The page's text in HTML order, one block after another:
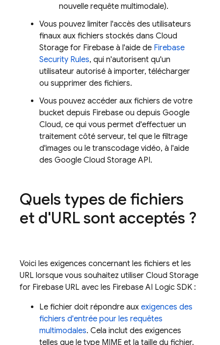
nouvelle requête multimodale).
Vous pouvez limiter l'accès des utilisateurs
finaux aux fichiers stockés dans Cloud
Storage for Firebase à l'aide de Firebase
Security Rules, qui n'autorisent qu'un
utilisateur autorisé à importer, télécharger
ou supprimer des fichiers.
Vous pouvez accéder aux fichiers de votre
bucket depuis Firebase ou depuis Google
Cloud, ce qui vous permet d'effectuer un
traitement côté serveur, tel que le filtrage
d'images ou le transcodage vidéo, à l'aide
des Google Cloud Storage API.
Quels types de fichiers
et d'URL sont acceptés ?
Voici les exigences concernant les fichiers et les
URL lorsque vous souhaitez utiliser Cloud Storage
for Firebase URL avec les Firebase AI Logic SDK :
Le fichier doit répondre aux exigences des
fichiers d'entrée pour les requêtes
multimodales. Cela inclut des exigences
telles que le type MIME et la taille du fichier.